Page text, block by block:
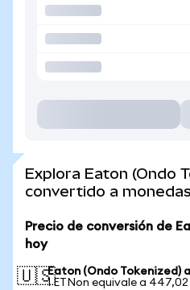
Explora Eaton (Ondo
convertido a
Precio de conversión de
hoy
🇺🇸Eaton (Ondo Tokenized)
1 ETNon equivale a 447,02